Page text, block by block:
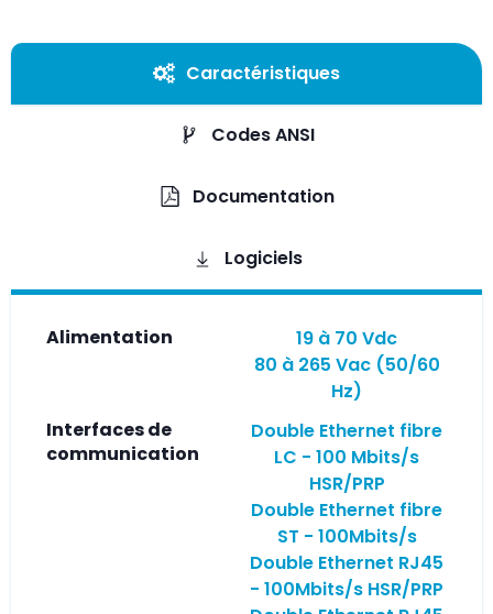
Caractéristiques
Codes ANSI
Documentation
Logiciels
Alimentation
19 à 70 Vdc
80 à 265 Vac (50/60
Hz)
Interfaces de
communication
Double Ethernet fibre
LC - 100 Mbits/s
HSR/PRP
Double Ethernet fibre
ST - 100Mbits/s
Double Ethernet RJ45
- 100Mbits/s HSR/PRP